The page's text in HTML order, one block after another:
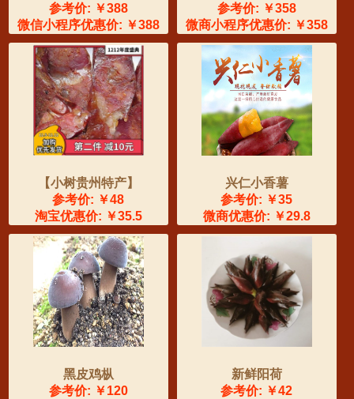
参考价: ￥388
微信小程序优惠价: ￥388
参考价: ￥358
微商小程序优惠价: ￥358
【小树贵州特产】
参考价: ￥48
淘宝优惠价: ￥35.5
兴仁小香薯
参考价: ￥35
微商优惠价: ￥29.8
黑皮鸡枞
参考价: ￥120
新鲜阳荷
参考价: ￥42